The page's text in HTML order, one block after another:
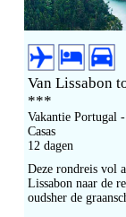
Van Lissabon
***
Vakantie Portugal
Casas
12 dagen
Deze rondreis vol
Lissabon naar de
oudsher de